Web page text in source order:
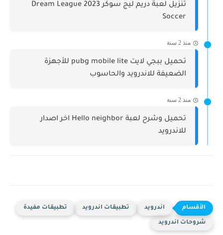
تنزيل لعبة دريم ليج سوكر 2023 Dream League
Soccer
منذ 2 سنة
تحميل ببجي لايت pubg mobile lite للأجهزة
الضعيفة للاندرويد والحاسوب
منذ 2 سنة
تحميل وشرح لعبة Hello neighbor اخر اصدار
للاندرويد
اندرويد تطبيقات اندرويد تطبيقات مفيدة
شروحات اندرويد